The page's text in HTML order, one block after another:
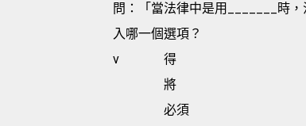
問：「當法律中是用_______時
入哪一個選項？
v
得
將
必須